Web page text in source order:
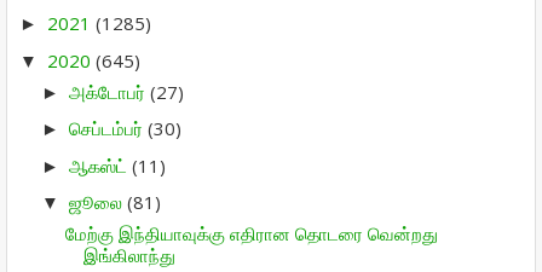
► 2021 (1285)
▼ 2020 (645)
► அக்டோபர் (27)
► செப்டம்பர் (30)
► ஆகஸ்ட் (11)
▼ ஜூலை (81)
மேற்கு இந்தியாவுக்கு எதிரான தொடரை வென்றது
இங்கிலாந்து